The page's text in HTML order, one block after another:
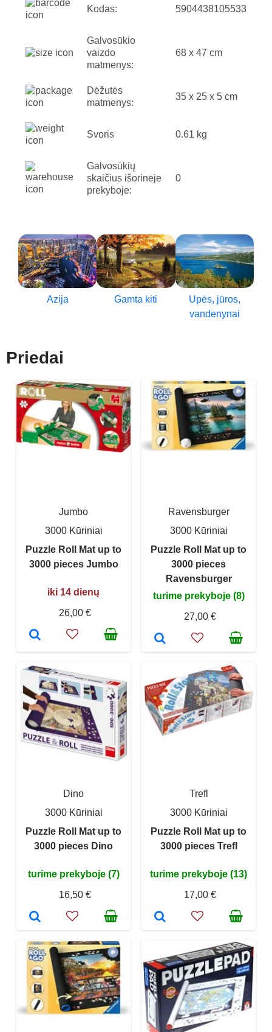
Kodas: 5904438105533
Galvosūkio
vaizdo
matmenys:
68 x 47 cm
Dėžutės
matmenys:
35 x 25 x 5 cm
Svoris 0.61 kg
Galvosūkių
skaičius išorinėje
prekyboje:
0
Azija Gamta kiti
Upės, jūros,
vandenynai
Priedai
Jumbo
3000 Kūriniai
Puzzle Roll Mat up to
3000 pieces Jumbo
iki 14 dienų
26,00 €
Ravensburger
3000 Kūriniai
Puzzle Roll Mat up to
3000 pieces
Ravensburger
turime prekyboje (8)
27,00 €
Dino
3000 Kūriniai
Puzzle Roll Mat up to
3000 pieces Dino
turime prekyboje (7)
16,50 €
Trefl
3000 Kūriniai
Puzzle Roll Mat up to
3000 pieces Trefl
turime prekyboje (13)
17,00 €